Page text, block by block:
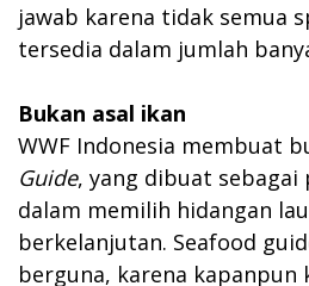
jawab karena tidak semua
tersedia dalam jumlah
Bukan asal ikan
WWF Indonesia membuat
Guide, yang dibuat sebagai
dalam memilih hidangan
berkelanjutan. Seafood
berguna, karena kapanpun